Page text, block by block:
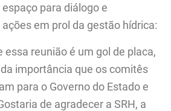
para diálogo e
em prol da gestão hídrica:
essa reunião é um gol de placa,
importância que os comitês
para o Governo do Estado e
de agradecer a SRH, a